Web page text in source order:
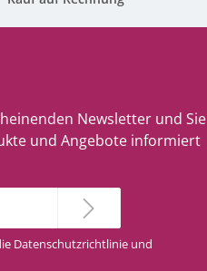
Newsletter und Sie
und Angebote informiert
Datenschutzrichtlinie und